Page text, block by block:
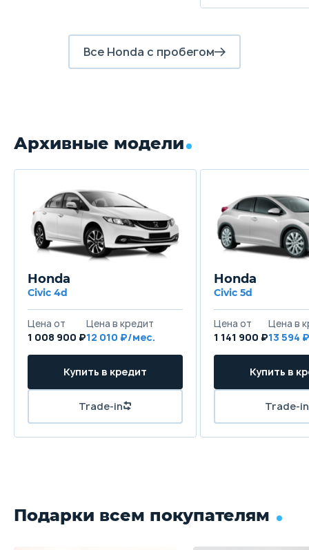
Все Honda с пробегом
Архивные модели
Honda
Civic 4d
Цена от
1 008 900 ₽
Цена в кредит
12 010 ₽/мес.
Купить в кредит
Trade-in
Honda
Civic 5d
Цена от
1 141 900 ₽
Цена в
13 594
Купить в
Trade-in
Подарки всем покупателям